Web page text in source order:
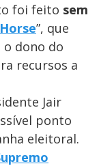
foi feito sem
”, que
o dono do
recursos a
Jair
ponto
eleitoral.